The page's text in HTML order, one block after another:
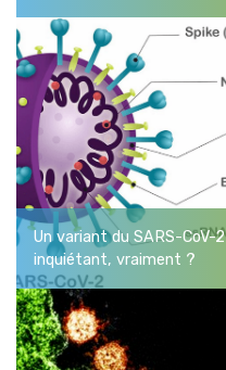
Un variant du SARS-CoV-2
inquiétant, vraiment ?